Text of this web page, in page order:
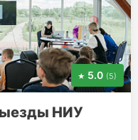
5.0 (5)
НИУ